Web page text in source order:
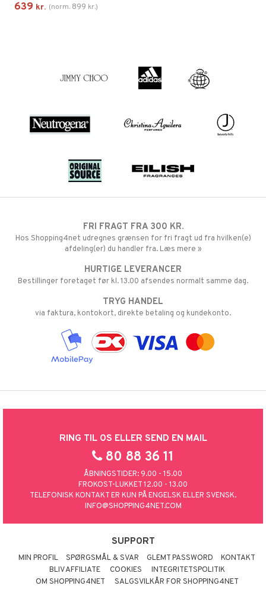
639 kr. (norm. 899 kr.)
FRI FRAGT FRA 300 KR.
Hos Shopping4net udregnes grænsen for fri fragt ud fra hvilken(e)
afdeling(er) du handler fra. Læs mere »
HURTIGE LEVERANCER
Bestillinger foretaget før kl. 13.00 afsendes normalt samme dag.
TRYG HANDEL
via faktura, kontokort, direkte betaling og kundekonto.
RING TIL OS ELLER SEND EN MAIL
80 88 36 11
ÅBNINGSTIDER: 9.00 - 15.00
FROKOST-LUKKET 12.00 - 13.00
TELEFONISK KONTAKT ER KUN PÅ ENGELSK ELLER SVENSK.
INFO@SHOPPING4NET.COM
SUPPORT
MIN PROFIL SPØRGSMÅL & SVAR GLEMT PASSWORD
KONTAKT
BLIV AFFILIATE
COOKIES
INTEGRITETSPOLITIK
OM SHOPPING4NET
SALGSVILKÅR FOR SHOPPING4NET